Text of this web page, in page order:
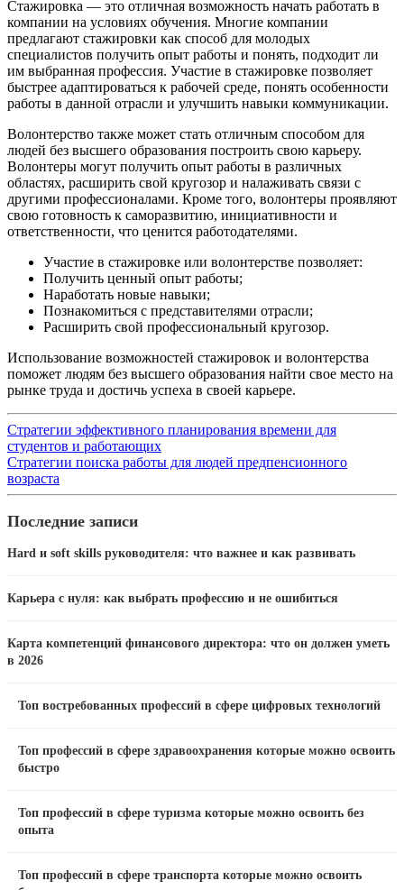
Стажировка — это отличная возможность начать работать в
компании на условиях обучения. Многие компании
предлагают стажировки как способ для молодых
специалистов получить опыт работы и понять, подходит ли
им выбранная профессия. Участие в стажировке позволяет
быстрее адаптироваться к рабочей среде, понять особенности
работы в данной отрасли и улучшить навыки коммуникации.
Волонтерство также может стать отличным способом для
людей без высшего образования построить свою карьеру.
Волонтеры могут получить опыт работы в различных
областях, расширить свой кругозор и налаживать связи с
другими профессионалами. Кроме того, волонтеры проявляют
свою готовность к саморазвитию, инициативности и
ответственности, что ценится работодателями.
Участие в стажировке или волонтерстве позволяет:
Получить ценный опыт работы;
Наработать новые навыки;
Познакомиться с представителями отрасли;
Расширить свой профессиональный кругозор.
Использование возможностей стажировок и волонтерства
поможет людям без высшего образования найти свое место на
рынке труда и достичь успеха в своей карьере.
Стратегии эффективного планирования времени для
студентов и работающих
Стратегии поиска работы для людей предпенсионного
возраста
Последние записи
Hard и soft skills руководителя: что важнее и как развивать
Карьера с нуля: как выбрать профессию и не ошибиться
Карта компетенций финансового директора: что он должен уметь
в 2026
Топ востребованных профессий в сфере цифровых технологий
Топ профессий в сфере здравоохранения которые можно освоить
быстро
Топ профессий в сфере туризма которые можно освоить без
опыта
Топ профессий в сфере транспорта которые можно освоить